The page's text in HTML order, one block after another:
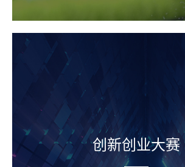
创新创业大赛